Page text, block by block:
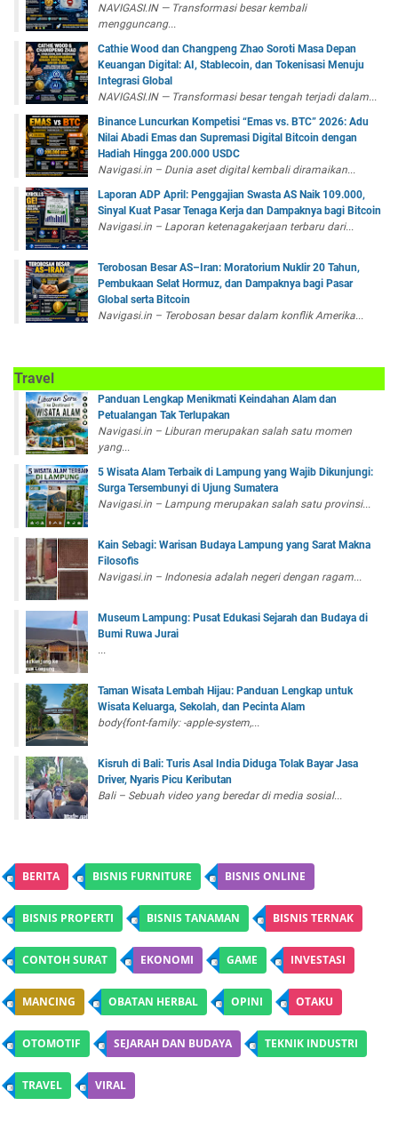
NAVIGASI.IN — Transformasi besar kembali
mengguncang...
Cathie Wood dan Changpeng Zhao Soroti Masa Depan
Keuangan Digital: AI, Stablecoin, dan Tokenisasi Menuju
Integrasi Global
NAVIGASI.IN — Transformasi besar tengah terjadi dalam...
Binance Luncurkan Kompetisi “Emas vs. BTC” 2026: Adu
Nilai Abadi Emas dan Supremasi Digital Bitcoin dengan
Hadiah Hingga 200.000 USDC
Navigasi.in – Dunia aset digital kembali diramaikan...
Laporan ADP April: Penggajian Swasta AS Naik 109.000,
Sinyal Kuat Pasar Tenaga Kerja dan Dampaknya bagi Bitcoin
Navigasi.in – Laporan ketenagakerjaan terbaru dari...
Terobosan Besar AS–Iran: Moratorium Nuklir 20 Tahun,
Pembukaan Selat Hormuz, dan Dampaknya bagi Pasar
Global serta Bitcoin
Navigasi.in – Terobosan besar dalam konflik Amerika...
Travel
Panduan Lengkap Menikmati Keindahan Alam dan
Petualangan Tak Terlupakan
Navigasi.in – Liburan merupakan salah satu momen
yang...
5 Wisata Alam Terbaik di Lampung yang Wajib Dikunjungi:
Surga Tersembunyi di Ujung Sumatera
Navigasi.in – Lampung merupakan salah satu provinsi...
Kain Sebagi: Warisan Budaya Lampung yang Sarat Makna
Filosofis
Navigasi.in – Indonesia adalah negeri dengan ragam...
Museum Lampung: Pusat Edukasi Sejarah dan Budaya di
Bumi Ruwa Jurai
...
Taman Wisata Lembah Hijau: Panduan Lengkap untuk
Wisata Keluarga, Sekolah, dan Pecinta Alam
body{font-family: -apple-system,...
Kisruh di Bali: Turis Asal India Diduga Tolak Bayar Jasa
Driver, Nyaris Picu Keributan
Bali – Sebuah video yang beredar di media sosial...
BERITA BISNIS FURNITURE BISNIS ONLINE
BISNIS PROPERTI BISNIS TANAMAN BISNIS TERNAK
CONTOH SURAT EKONOMI GAME INVESTASI
MANCING OBATAN HERBAL OPINI OTAKU
OTOMOTIF SEJARAH DAN BUDAYA TEKNIK INDUSTRI
TRAVEL VIRAL